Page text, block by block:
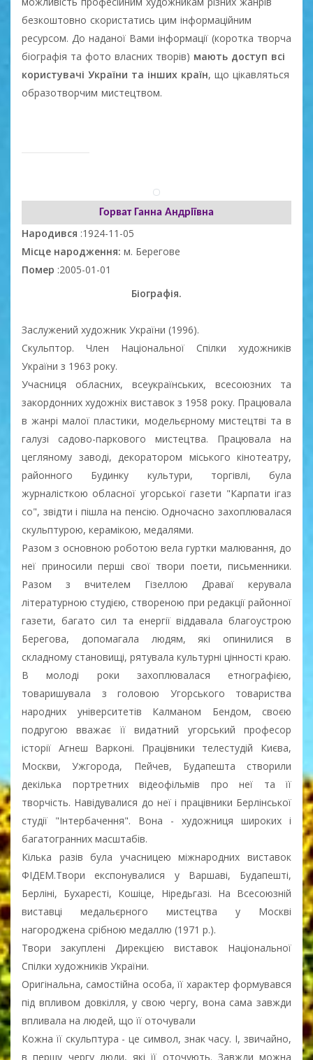
безкоштовно скористатись цим інформаційним
ресурсом. До наданої Вами інформації (коротка творча
біографія та фото власних творів) мають доступ всі
користувачі України та інших країн, що цікавляться
образотворчим мистецтвом.
Горват Ганна Андріївна
Народився :1924-11-05
Місце народження: м. Берегове
Помер :2005-01-01
Біографія.
Заслужений художник України (1996).
Скульптор. Член Національної Спілки художників
України з 1963 року.
Учасниця обласних, всеукраїнських, всесоюзних та
закордонних художніх виставок з 1958 року. Працювала
в жанрі малої пластики, модельєрному мистецтві та в
галузі садово-паркового мистецтва. Працювала на
цегляному заводі, декоратором міського кінотеатру,
районного Будинку культури, торгівлі, була
журналісткою обласної угорської газети "Карпати ігаз
со", звідти і пішла на пенсію. Одночасно захоплювалася
скульптурою, керамікою, медалями.
Разом з основною роботою вела гуртки малювання, до
неї приносили перші свої твори поети, письменники.
Разом з вчителем Гізеллою Драваї керувала
літературною студією, створеною при редакції районної
газети, багато сил та енергії віддавала благоустрою
Берегова, допомагала людям, які опинилися в
складному становищі, рятувала культурні цінності краю.
В молоді роки захоплювалася етнографією,
товаришувала з головою Угорського товариства
народних університетів Калманом Бендом, своєю
подругою вважає її видатний угорський професор
історії Агнеш Варконі. Працівники телестудій Києва,
Москви, Ужгорода, Пейчев, Будапешта створили
декілька портретних відеофільмів про неї та її
творчість. Навідувалися до неї і працівники Берлінської
студії "Інтербачення". Вона - художниця широких і
багатогранних масштабів.
Кілька разів була учасницею міжнародних виставок
ФІДЕМ.Твори експонувалися у Варшаві, Будапешті,
Берліні, Бухаресті, Кошіце, Ніредьгазі. На Всесоюзній
виставці медальєрного мистецтва у Москві
нагороджена срібною медаллю (1971 p.).
Твори закуплені Дирекцією виставок Національної
Спілки художників України.
Оригінальна, самостійна особа, її характер формувався
під впливом довкілля, у свою чергу, вона сама завжди
впливала на людей, що її оточували
Кожна її скульптура - це символ, знак часу. І, звичайно,
в першу чергу люди, які її оточують. Завжди можна